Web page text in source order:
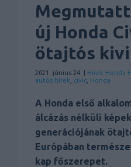
új Honda
ötajtós
2021. június 24. | Hírek Honda
autós hírek
civic Honda
A Honda első
álcázás nélküli
generációjának
Európában
kap főszerepet.